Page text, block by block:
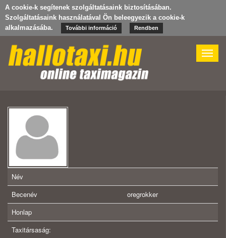
A cookie-k segítenek szolgáltatásaink biztosításában.
Szolgáltatásaink használatával Ön beleegyezik a cookie-k
alkalmazásába.
További információ Rendben
Toggle
Név
Becenév
oregrokker
Honlap
Taxitársaság: